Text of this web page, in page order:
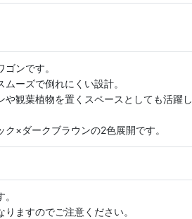
ンです。
ーズで倒れにくい設計。
観葉植物を置くスペースとしても活躍
×ダークブラウンの2色展開です。
ますのでご注意ください。